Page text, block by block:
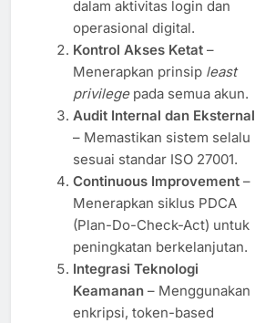
dalam aktivitas login dan
operasional digital.
Kontrol Akses Ketat–
Menerapkan prinsip least
privilegepada semua akun.
Audit Internal dan Eksternal
– Memastikan sistem selalu
sesuai standar ISO 27001.
Continuous Improvement–
Menerapkan siklus PDCA
(Plan-Do-Check-Act) untuk
peningkatan berkelanjutan.
Integrasi Teknologi
Keamanan– Menggunakan
enkripsi, token-based